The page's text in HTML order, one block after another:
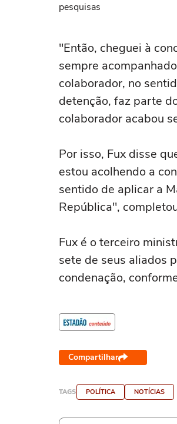
pesquisas
"Então, cheguei à
sempre
colaborador, no
detenção, faz parte
colaborador acabou
Por isso, Fux disse
estou acolhendo a
sentido de aplicar a
República",
Fux é o terceiro
sete de seus aliados
condenação,
Compartilhar
TAGS POLÍTICA NOTÍCIAS